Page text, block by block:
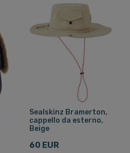
Sealskinz Bramerton,
cappello da esterno,
Beige
60 EUR